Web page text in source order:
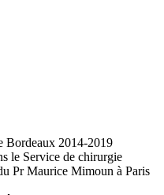
Bordeaux 2014-2019
le Service de chirurgie
Pr Maurice Mimoun à Paris